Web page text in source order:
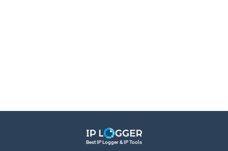
Best IP Logger & IP Tools